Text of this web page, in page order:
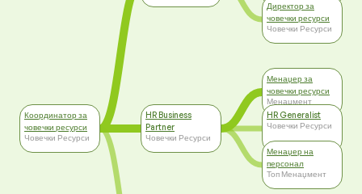
Координатор за
човечки ресурси
Човечки Ресурси
HR Business
Partner
Човечки Ресурси
Директор за
човечки ресурси
Човечки Ресурси
Менаџер за
човечки ресурси
Менаџмент
HR Generalist
Човечки Ресурси
Менаџер на
персонал
Топ Менаџмент